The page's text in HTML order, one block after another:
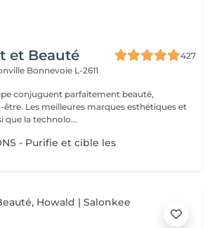
et Beauté
427
Bonnevoie L-2611
conjuguent parfaitement beauté,
et
que la technolo...
- Purifie et cible les